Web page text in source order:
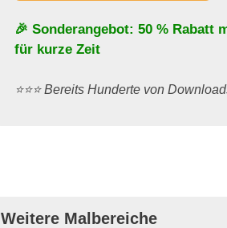
🎉 Sonderangebot: 50 % Rabatt
für kurze Zeit
⭐️⭐️⭐️ Bereits Hunderte von
Weitere Malbereiche